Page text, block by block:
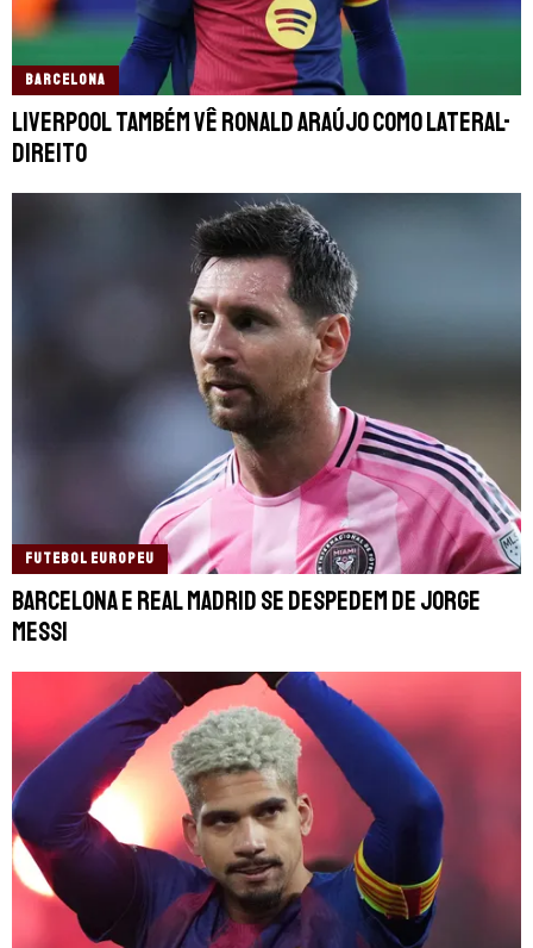
BARCELONA
Liverpool também vê Ronald Araújo como lateral-
direito
FUTEBOL EUROPEU
Barcelona e Real Madrid se despedem de Jorge
Messi